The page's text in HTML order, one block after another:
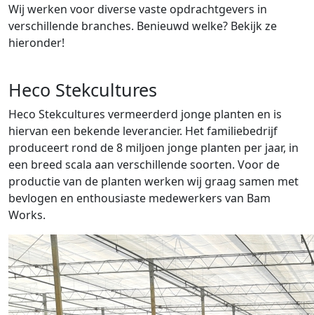
Wij werken voor diverse vaste opdrachtgevers in
verschillende branches. Benieuwd welke? Bekijk ze
hieronder!
Heco Stekcultures
Heco Stekcultures vermeerderd jonge planten en is
hiervan een bekende leverancier. Het familiebedrijf
produceert rond de 8 miljoen jonge planten per jaar, in
een breed scala aan verschillende soorten. Voor de
productie van de planten werken wij graag samen met
bevlogen en enthousiaste medewerkers van Bam
Works.